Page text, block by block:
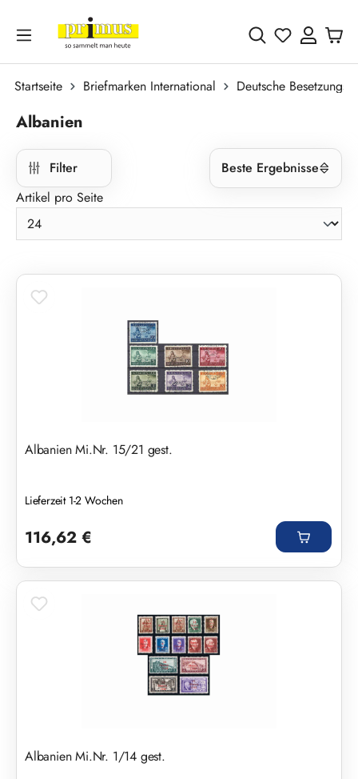
Zum Hauptinhalt springen
Du hast 0
Startseite Briefmarken International Deutsche
Albanien
Filter
Beste Ergebnisse
Artikel pro Seite
Albanien Mi.Nr. 15/21 gest.
Lieferzeit 1-2 Wochen
116,62 €
Albanien Mi.Nr. 1/14 gest.